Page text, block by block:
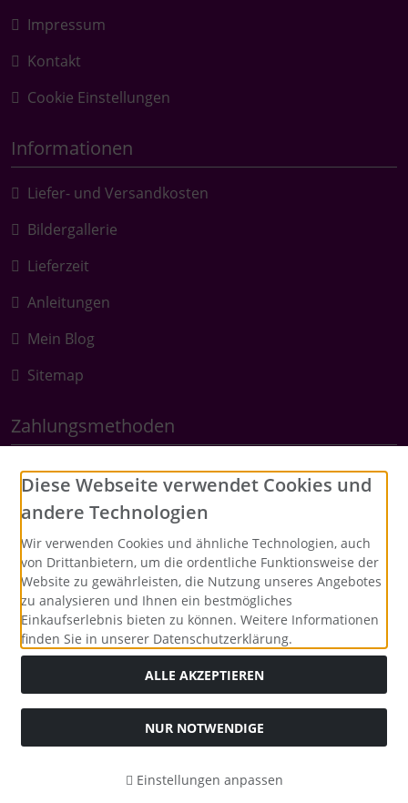
Impressum
Kontakt
Cookie Einstellungen
Informationen
Liefer- und Versandkosten
Bildergallerie
Lieferzeit
Anleitungen
Mein Blog
Sitemap
Zahlungsmethoden
Social Media
Alle Preise inkl. gesetzl. MwSt. zzgl.Versandkosten
bei Merrys Bastelstübchen - Der kreative Shop für Bastelfans..
Merrys Bastelstübchen - Der kreative Shop für Bastelfans. ©
Diese Webseite verwendet Cookies und
andere Technologien
Wir verwenden Cookies und ähnliche Technologien, auch
von Drittanbietern, um die ordentliche Funktionsweise der
Website zu gewährleisten, die Nutzung unseres Angebotes
zu analysieren und Ihnen ein bestmögliches
Einkaufserlebnis bieten zu können. Weitere Informationen
finden Sie in unserer Datenschutzerklärung.
ALLE AKZEPTIEREN
NUR NOTWENDIGE
Einstellungen anpassen